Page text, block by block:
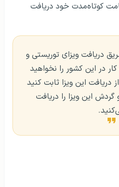
کوتاه‌مدت خود دریافت
دریافت ویزای توریستی و
کار در این کشور را نخواهید
دریافت این ویزا ثابت کنید
این ویزا را دریافت